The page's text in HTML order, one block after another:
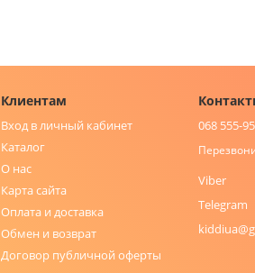
Клиентам
Вход в личный кабинет
Каталог
О нас
Карта сайта
Оплата и доставка
Обмен и возврат
Договор публичной оферты
068 555-
Viber
Telegram